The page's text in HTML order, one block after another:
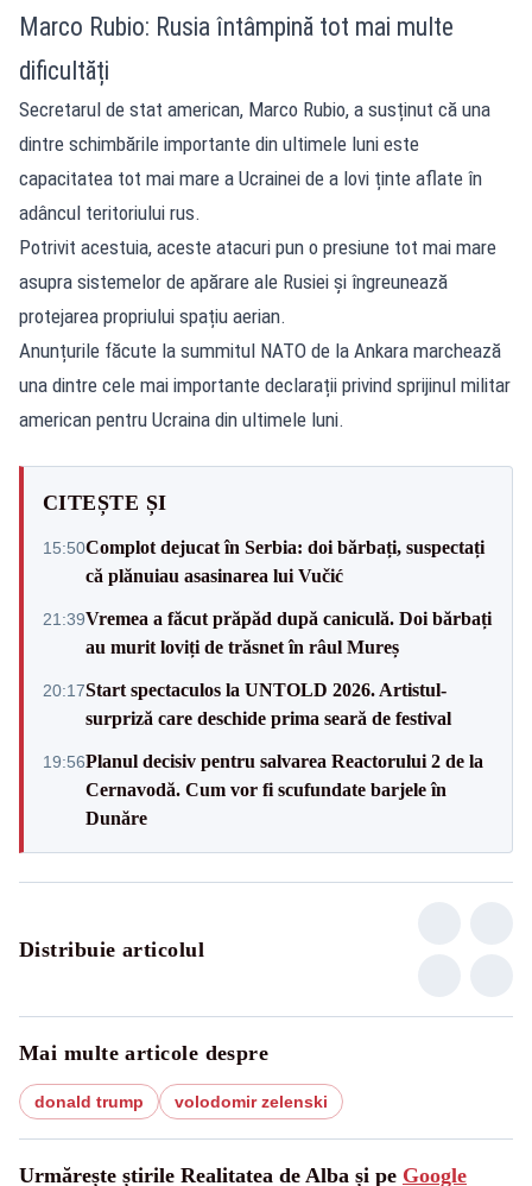
Marco Rubio: Rusia întâmpină tot mai multe
dificultăți
Secretarul de stat american, Marco Rubio, a susținut că una
dintre schimbările importante din ultimele luni este
capacitatea tot mai mare a Ucrainei de a lovi ținte aflate în
adâncul teritoriului rus.
Potrivit acestuia, aceste atacuri pun o presiune tot mai mare
asupra sistemelor de apărare ale Rusiei și îngreunează
protejarea propriului spațiu aerian.
Anunțurile făcute la summitul NATO de la Ankara marchează
una dintre cele mai importante declarații privind sprijinul militar
american pentru Ucraina din ultimele luni.
CITEȘTE ȘI
15:50Complot dejucat în Serbia: doi bărbați, suspectați
că plănuiau asasinarea lui Vučić
21:39Vremea a făcut prăpăd după caniculă. Doi bărbați
au murit loviți de trăsnet în râul Mureș
20:17Start spectaculos la UNTOLD 2026. Artistul-
surpriză care deschide prima seară de festival
19:56Planul decisiv pentru salvarea Reactorului 2 de la
Cernavodă. Cum vor fi scufundate barjele în
Dunăre
Distribuie articolul
Mai multe articole despre
donald trump volodomir zelenski
Urmărește știrile Realitatea de Alba și pe Google